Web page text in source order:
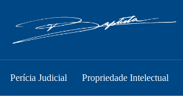
Perícia Judicial Propriedade Intelectual